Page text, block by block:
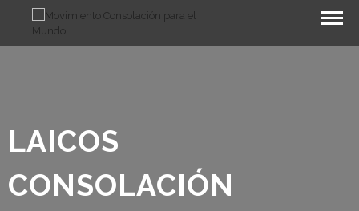
content
LAICOS
CONSOLACIÓN